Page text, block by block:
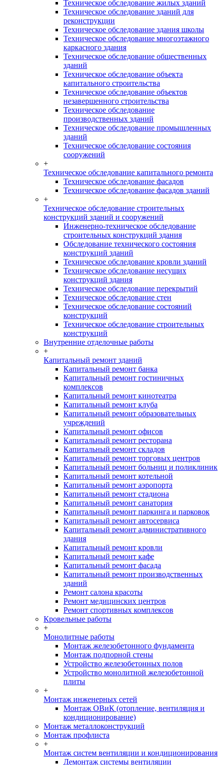
Техническое обследование жилых зданий
Техническое обследование зданий для
реконструкции
Техническое обследование здания школы
Техническое обследование многоэтажного
каркасного здания
Техническое обследование общественных
зданий
Техническое обследование объекта
капитального строительства
Техническое обследование объектов
незавершенного строительства
Техническое обследование
производственных зданий
Техническое обследование промышленных
зданий
Техническое обследование состояния
сооружений
+
Техническое обследование капитального ремонта
Техническое обследование фасадов
Техническое обследование фасадов зданий
+
Техническое обследование строительных
конструкций зданий и сооружений
Инженерно-техническое обследование
строительных конструкций здания
Обследование технического состояния
конструкций зданий
Техническое обследование кровли зданий
Техническое обследование несущих
конструкций здания
Техническое обследование перекрытий
Техническое обследование стен
Техническое обследование состояний
конструкций
Техническое обследование строительных
конструкций
Внутренние отделочные работы
+
Капитальный ремонт зданий
Капитальный ремонт банка
Капитальный ремонт гостиничных
комплексов
Капитальный ремонт кинотеатра
Капитальный ремонт клуба
Капитальный ремонт образовательных
учреждений
Капитальный ремонт офисов
Капитальный ремонт ресторана
Капитальный ремонт складов
Капитальный ремонт торговых центров
Капитальный ремонт больниц и поликлиник
Капитальный ремонт котельной
Капитальный ремонт аэропорта
Капитальный ремонт стадиона
Капитальный ремонт санатория
Капитальный ремонт паркинга и парковок
Капитальный ремонт автосервиса
Капитальный ремонт административного
здания
Капитальный ремонт кровли
Капитальный ремонт кафе
Капитальный ремонт фасада
Капитальный ремонт производственных
зданий
Ремонт салона красоты
Ремонт медицинских центров
Ремонт спортивных комплексов
Кровельные работы
+
Монолитные работы
Монтаж железобетонного фундамента
Монтаж подпорной стены
Устройство железобетонных полов
Устройство монолитной железобетонной
плиты
+
Монтаж инженерных сетей
Монтаж ОВиК (отопление, вентиляция и
кондиционирование)
Монтаж металлоконструкций
Монтаж профлиста
+
Монтаж систем вентиляции и кондиционирования
Демонтаж системы вентиляции